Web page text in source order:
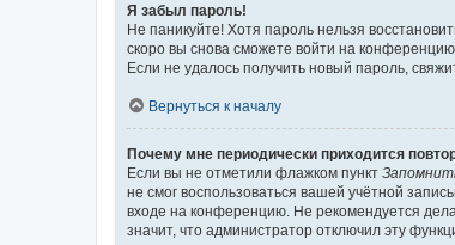
Я забыл пароль!
Не паникуйте! Хотя пароль нельзя
скоро вы снова сможете войти на конференцию.
Если не удалось получить новый пароль,
Вернуться к началу
Почему мне периодически приходится
Если вы не отметили флажком пункт
не смог воспользоваться вашей учётной
входе на конференцию. Не рекомендуется
значит, что администратор отключил эту